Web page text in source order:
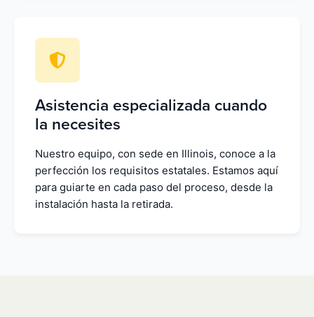
Asistencia especializada cuando
la necesites
Nuestro equipo, con sede en Illinois, conoce a la
perfección los requisitos estatales. Estamos aquí
para guiarte en cada paso del proceso, desde la
instalación hasta la retirada.